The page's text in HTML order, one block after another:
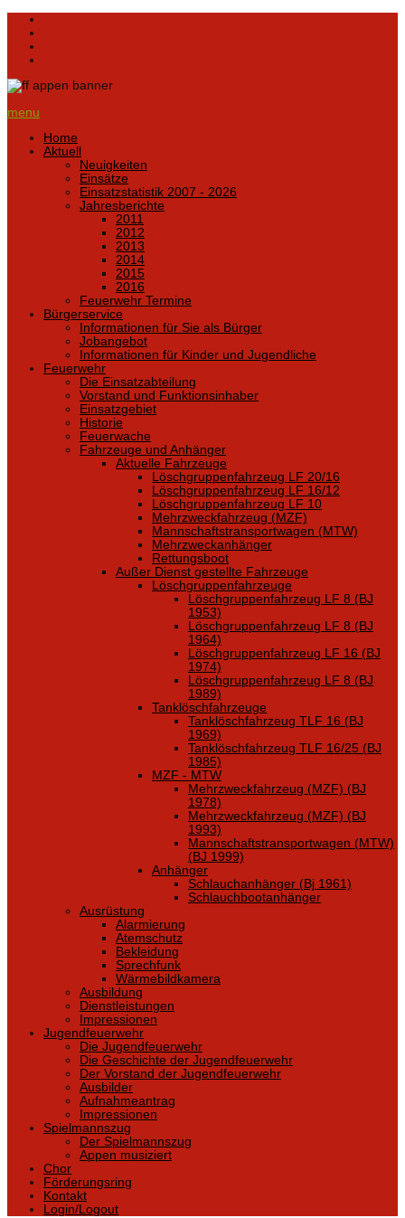
menu
Home
Aktuell
Neuigkeiten
Einsätze
Einsatzstatistik 2007 - 2026
Jahresberichte
2011
2012
2013
2014
2015
2016
Feuerwehr Termine
Bürgerservice
Informationen für Sie als Bürger
Jobangebot
Informationen für Kinder und Jugendliche
Feuerwehr
Die Einsatzabteilung
Vorstand und Funktionsinhaber
Einsatzgebiet
Historie
Feuerwache
Fahrzeuge und Anhänger
Aktuelle Fahrzeuge
Löschgruppenfahrzeug LF 20/16
Löschgruppenfahrzeug LF 16/12
Löschgruppenfahrzeug LF 10
Mehrzweckfahrzeug (MZF)
Mannschaftstransportwagen (MTW)
Mehrzweckanhänger
Rettungsboot
Außer Dienst gestellte Fahrzeuge
Löschgruppenfahrzeuge
Löschgruppenfahrzeug LF 8 (BJ
1953)
Löschgruppenfahrzeug LF 8 (BJ
1964)
Löschgruppenfahrzeug LF 16 (BJ
1974)
Löschgruppenfahrzeug LF 8 (BJ
1989)
Tanklöschfahrzeuge
Tanklöschfahrzeug TLF 16 (BJ
1969)
Tanklöschfahrzeug TLF 16/25 (BJ
1985)
MZF - MTW
Mehrzweckfahrzeug (MZF) (BJ
1978)
Mehrzweckfahrzeug (MZF) (BJ
1993)
Mannschaftstransportwagen (MTW)
(BJ 1999)
Anhänger
Schlauchanhänger (Bj 1961)
Schlauchbootanhänger
Ausrüstung
Alarmierung
Atemschutz
Bekleidung
Sprechfunk
Wärmebildkamera
Ausbildung
Dienstleistungen
Impressionen
Jugendfeuerwehr
Die Jugendfeuerwehr
Die Geschichte der Jugendfeuerwehr
Der Vorstand der Jugendfeuerwehr
Ausbilder
Aufnahmeantrag
Impressionen
Spielmannszug
Der Spielmannszug
Appen musiziert
Chor
Förderungsring
Kontakt
Login/Logout